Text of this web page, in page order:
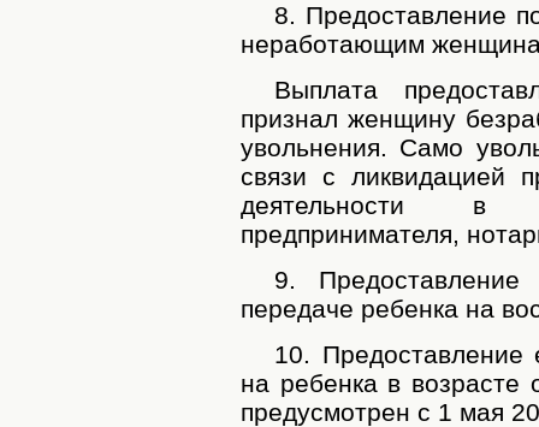
8. Предоставление
неработающим
Выплата
признал женщину
увольнения. Само
связи с ликвидацией
деятельности в
предпринимателя,
9. Предоставление
передаче ребенка на
10.
на ребенка в возрасте
предусмотрен с 1 мая